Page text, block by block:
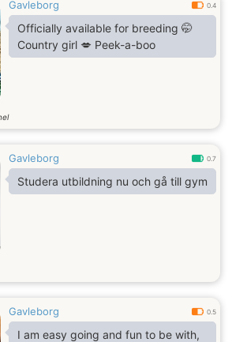
Gavleborg 0.4
Officially available for breeding 🤭
Country girl 💋 Peek-a-boo
Gavleborg 0.7
Studera utbildning nu och gå till gym
Gavleborg 0.5
I am easy going and fun to be with,